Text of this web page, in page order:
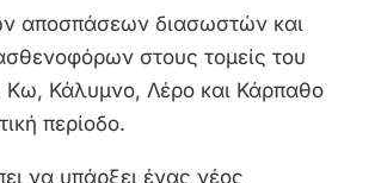
αποσπάσεων διασωστών και
στους τομείς του
Κάλυμνο, Λέρο και Κάρπαθο
περίοδο.
να υπάρξει ένας νέος